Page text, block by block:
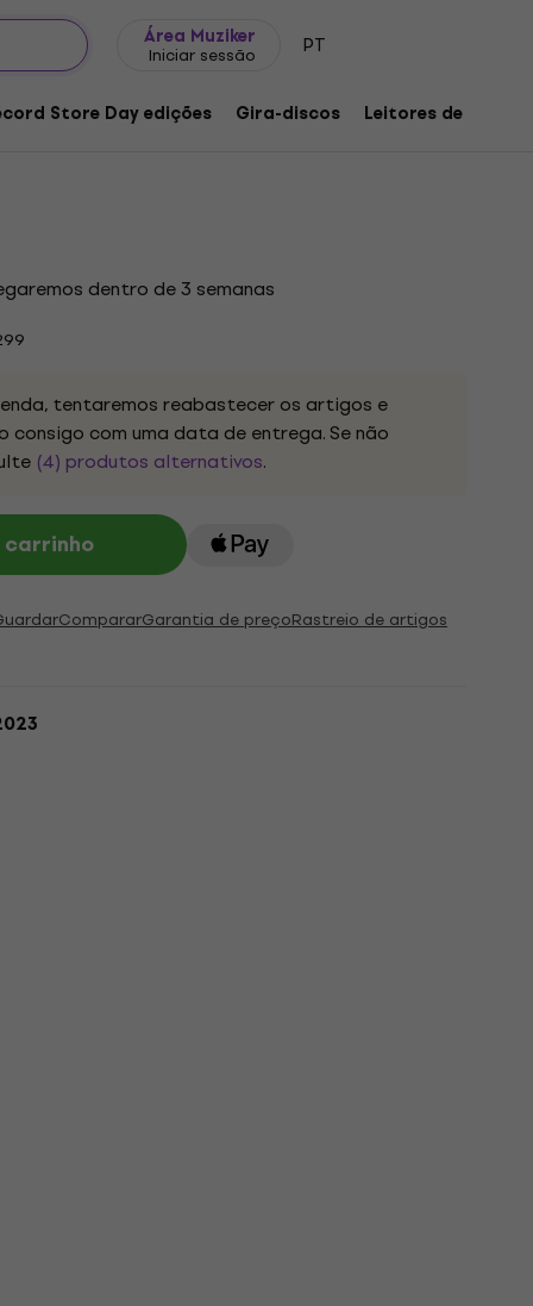
Área Muziker
Iniciar sessão PT
Store Day edições Gira-discos Leitores de música
No Past – Finnish Speed &
1986–1992 (Limited Edition) (2 LP)
dentro de 3 semanas
tentaremos reabastecer os artigos e
com uma data de entrega. Se não
(4) produtos alternativos.
CompararGarantia de preçoRastreio de artigos